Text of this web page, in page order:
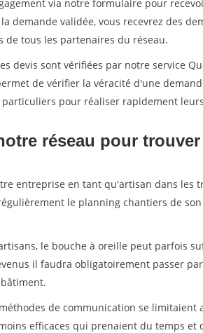
via notre formulaire pour
demande validée, vous recevrez des
de tous les partenaires du réseau.
devis sont vérifiées par notre service
de vérifier la véracité d'une
particuliers pour réaliser rapidement
réseau pour
entreprise en tant qu'artisan dans les
le planning chantiers de
le bouche à oreille peut parfois
il faudra obligatoirement passer
de communication se limitaient
efficaces qui prenaient du temps